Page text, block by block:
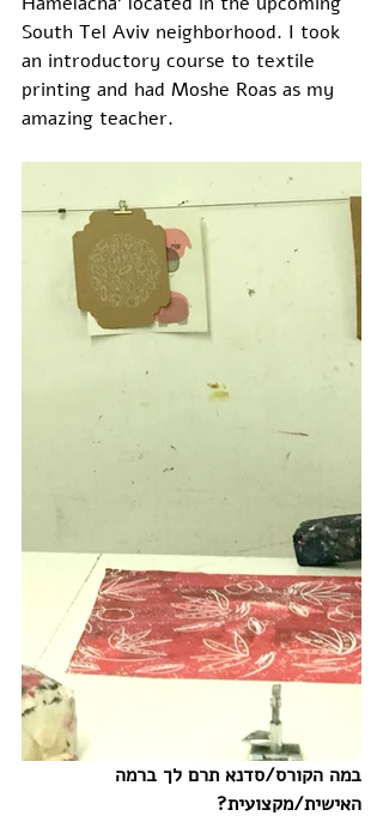
South Tel Aviv neighborhood. I took
an introductory course to textile
printing and had Moshe Roas as my
amazing teacher.
במה הקורס/סדנא תרם לך ברמה
האישית/מקצועית?